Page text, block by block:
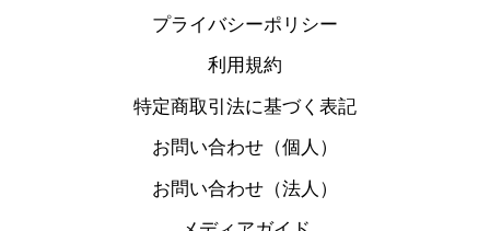
プライバシーポリシー
利用規約
特定商取引法に基づく表記
お問い合わせ（個人）
お問い合わせ（法人）